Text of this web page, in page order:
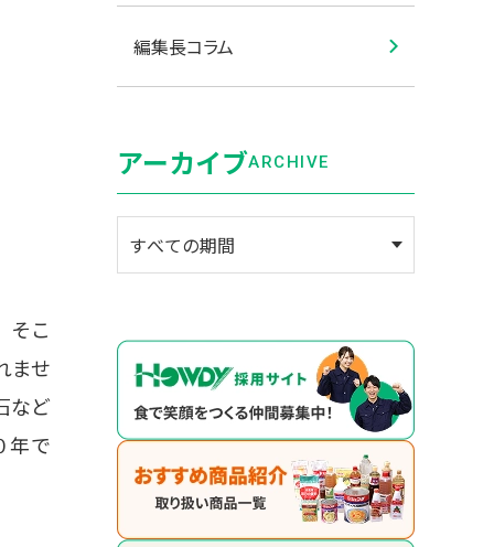
そこ
ませ
など
年で
編集長コラム
アーカイブARCHIVE